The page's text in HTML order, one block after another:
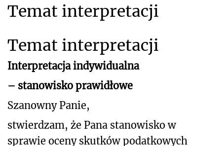
Temat interpretacji
Temat interpretacji
Interpretacja indywidualna
– stanowisko prawidłowe
Szanowny Panie,
stwierdzam, że Pana stanowisko w
sprawie oceny skutków podatkowych